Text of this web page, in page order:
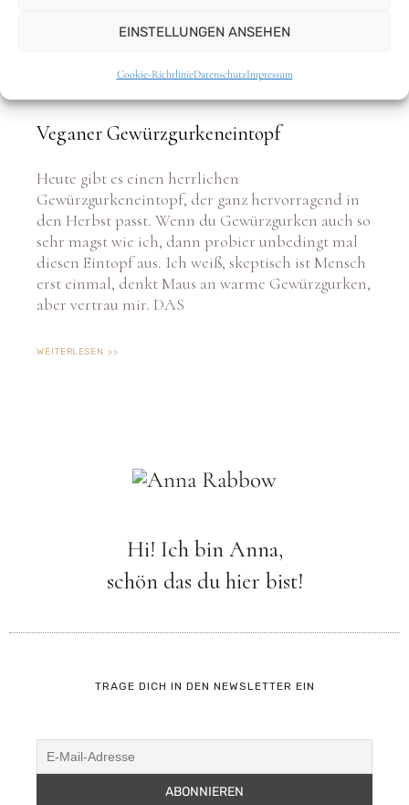
EINSTELLUNGEN ANSEHEN
Cookie-RichtlinieDatenschutzImpressum
Veganer Gewürzgurkeneintopf
Heute gibt es einen herrlichen
Gewürzgurkeneintopf, der ganz hervorragend in
den Herbst passt. Wenn du Gewürzgurken auch so
sehr magst wie ich, dann probier unbedingt mal
diesen Eintopf aus. Ich weiß, skeptisch ist Mensch
erst einmal, denkt Maus an warme Gewürzgurken,
aber vertrau mir. DAS
WEITERLESEN >>
Hi! Ich bin Anna,
schön das du hier bist!
TRAGE DICH IN DEN NEWSLETTER EIN